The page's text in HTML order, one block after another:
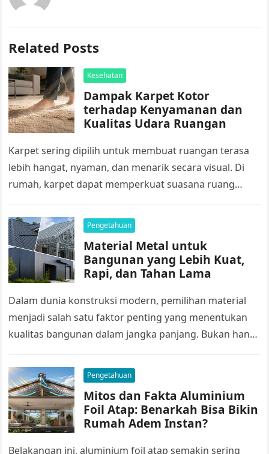
Related Posts
Kesehatan
Dampak Karpet Kotor
terhadap Kenyamanan dan
Kualitas Udara Ruangan
Karpet sering dipilih untuk membuat ruangan terasa
lebih hangat, nyaman, dan menarik secara visual. Di
rumah, karpet dapat memperkuat suasana ruang
Pengetahuan
Material Metal untuk
Bangunan yang Lebih Kuat,
Rapi, dan Tahan Lama
Dalam dunia konstruksi modern, pemilihan material
menjadi salah satu faktor penting yang menentukan
kualitas bangunan dalam jangka panjang. Bukan hanya
ketahanan,…
Pengetahuan
Mitos dan Fakta Aluminium
Foil Atap: Benarkah Bisa Bikin
Rumah Adem Instan?
Belakangan ini, aluminium foil atap semakin sering